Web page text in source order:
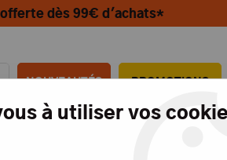
offerte dès 99€ d'achats*
NOUVEAUTÉS PROMOTIONS
à utiliser vos